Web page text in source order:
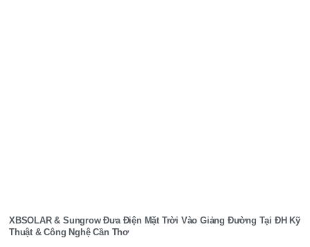
XBSOLAR & Sungrow Đưa Điện Mặt Trời Vào Giảng Đường Tại ĐH Kỹ
Thuật & Công Nghệ Cần Thơ